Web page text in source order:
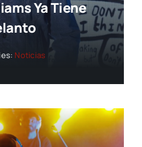
Ya Tiene
Noticias